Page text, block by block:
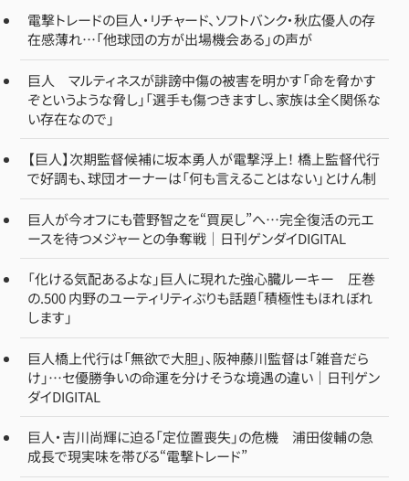
電撃トレードの巨人・リチャード、ソフトバンク・秋広優人の存
在感薄れ…「他球団の方が出場機会ある」の声が
巨人 マルティネスが誹謗中傷の被害を明かす「命を脅かす
ぞというような脅し」「選手も傷つきますし、家族は全く関係な
い存在なので」
【巨人】次期監督候補に坂本勇人が電撃浮上！ 橋上監督代行
で好調も、球団オーナーは「何も言えることはない」とけん制
巨人が今オフにも菅野智之を“買戻し”へ…完全復活の元エ
ースを待つメジャーとの争奪戦｜日刊ゲンダイDIGITAL
「化ける気配あるよな」巨人に現れた強心臓ルーキー 圧巻
の.500 内野のユーティリティぶりも話題「積極性もほれぼれ
します」
巨人橋上代行は「無欲で大胆」、阪神藤川監督は「雑音だら
け」…セ優勝争いの命運を分けそうな境遇の違い｜日刊ゲン
ダイDIGITAL
巨人・吉川尚輝に迫る「定位置喪失」の危機 浦田俊輔の急
成長で現実味を帯びる“電撃トレード”